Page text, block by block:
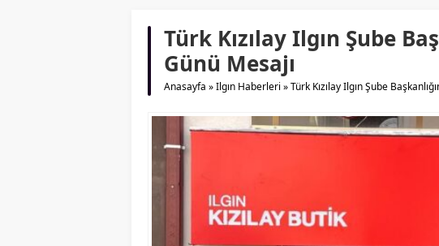
Türk Kızılay Ilgın Şube
Günü Mesajı
Anasayfa »Ilgın Haberleri »Türk Kızılay Ilgın Şube